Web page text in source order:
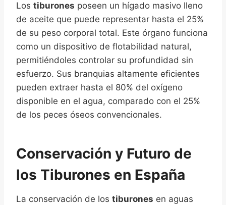
Los tiburones poseen un hígado masivo lleno
de aceite que puede representar hasta el 25%
de su peso corporal total. Este órgano funciona
como un dispositivo de flotabilidad natural,
permitiéndoles controlar su profundidad sin
esfuerzo. Sus branquias altamente eficientes
pueden extraer hasta el 80% del oxígeno
disponible en el agua, comparado con el 25%
de los peces óseos convencionales.
Conservación y Futuro de
los Tiburones en España
La conservación de los tiburones en aguas